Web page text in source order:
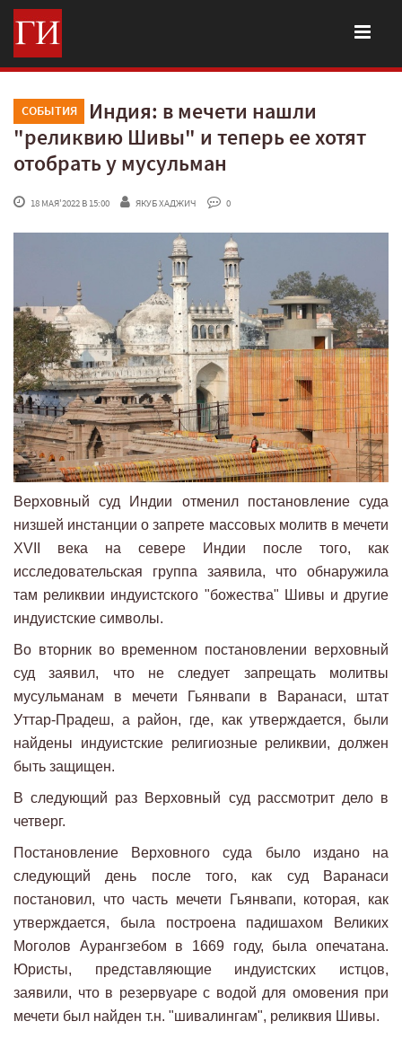
СОБЫТИЯ
Индия: в мечети нашли
"реликвию Шивы" и теперь ее хотят
отобрать у мусульман
18 МАЯ'2022 В 15:00 ЯКУБ ХАДЖИЧ 0
Верховный суд Индии отменил постановление суда
низшей инстанции о запрете массовых молитв в мечети
XVII века на севере Индии после того, как
исследовательская группа заявила, что обнаружила
там реликвии индуистского "божества" Шивы и другие
индуистские символы.
Во вторник во временном постановлении верховный
суд заявил, что не следует запрещать молитвы
мусульманам в мечети Гьянвапи в Варанаси, штат
Уттар-Прадеш, а район, где, как утверждается, были
найдены индуистские религиозные реликвии, должен
быть защищен.
В следующий раз Верховный суд рассмотрит дело в
четверг.
Постановление Верховного суда было издано на
следующий день после того, как суд Варанаси
постановил, что часть мечети Гьянвапи, которая, как
утверждается, была построена падишахом Великих
Моголов Аурангзебом в 1669 году, была опечатана.
Юристы, представляющие индуистских истцов,
заявили, что в резервуаре с водой для омовения при
мечети был найден т.н. "шивалингам", реликвия Шивы.